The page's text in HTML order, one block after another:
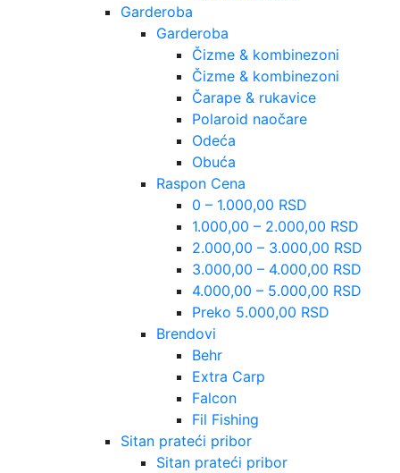
Garderoba
Garderoba
Čizme & kombinezoni
Čizme & kombinezoni
Čarape & rukavice
Polaroid naočare
Odeća
Obuća
Raspon Cena
0 – 1.000,00 RSD
1.000,00 – 2.000,00 RSD
2.000,00 – 3.000,00 RSD
3.000,00 – 4.000,00 RSD
4.000,00 – 5.000,00 RSD
Preko 5.000,00 RSD
Brendovi
Behr
Extra Carp
Falcon
Fil Fishing
Sitan prateći pribor
Sitan prateći pribor